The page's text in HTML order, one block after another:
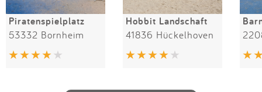
Piratenspielplatz
53332 Bornheim
Hobbit Landschaft
41836 Hückelhoven